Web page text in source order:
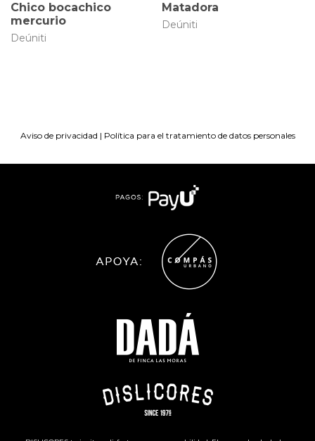
Chico bocachico
mercurio
Deúniti
Matadora
Deúniti
Aviso de privacidad | Política para el tratamiento de datos personales